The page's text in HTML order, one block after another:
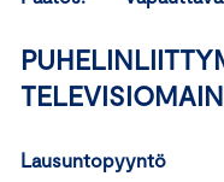
Lausuntopyyntö